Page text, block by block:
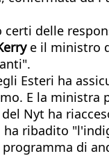
certi delle
e il ministro
Esteri ha
E la ministra
Nyt ha
ribadito
di